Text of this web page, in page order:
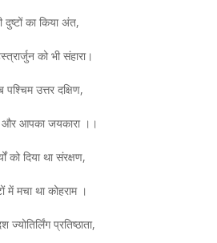
दुष्टों का किया अंत,
को भी संहारा।
पश्चिम उत्तर दक्षिण,
और आपका जयकारा ।।
को दिया था संरक्षण,
में मचा था कोहराम ।
ज्योतिर्लिंग प्रतिष्ठाता,